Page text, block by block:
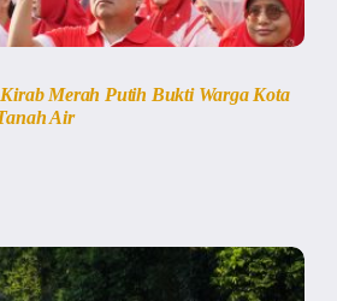
Merah Putih Bukti Warga Kota
Air